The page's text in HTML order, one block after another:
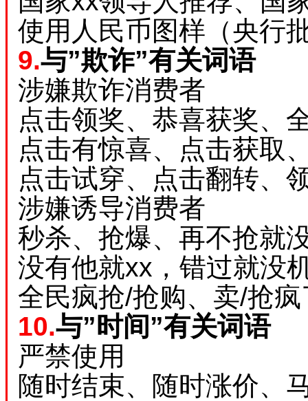
使用人民币图样（央行
9.与”欺诈”有关词语
涉嫌欺诈消费者
点击领奖、恭喜获奖、
点击有惊喜、点击获取
点击试穿、点击翻转、
涉嫌诱导消费者
秒杀、抢爆、再不抢就
没有他就xx，错过就没
全民疯抢/抢购、卖/抢疯
10.与”时间”有关词语
严禁使用
随时结束、随时涨价、